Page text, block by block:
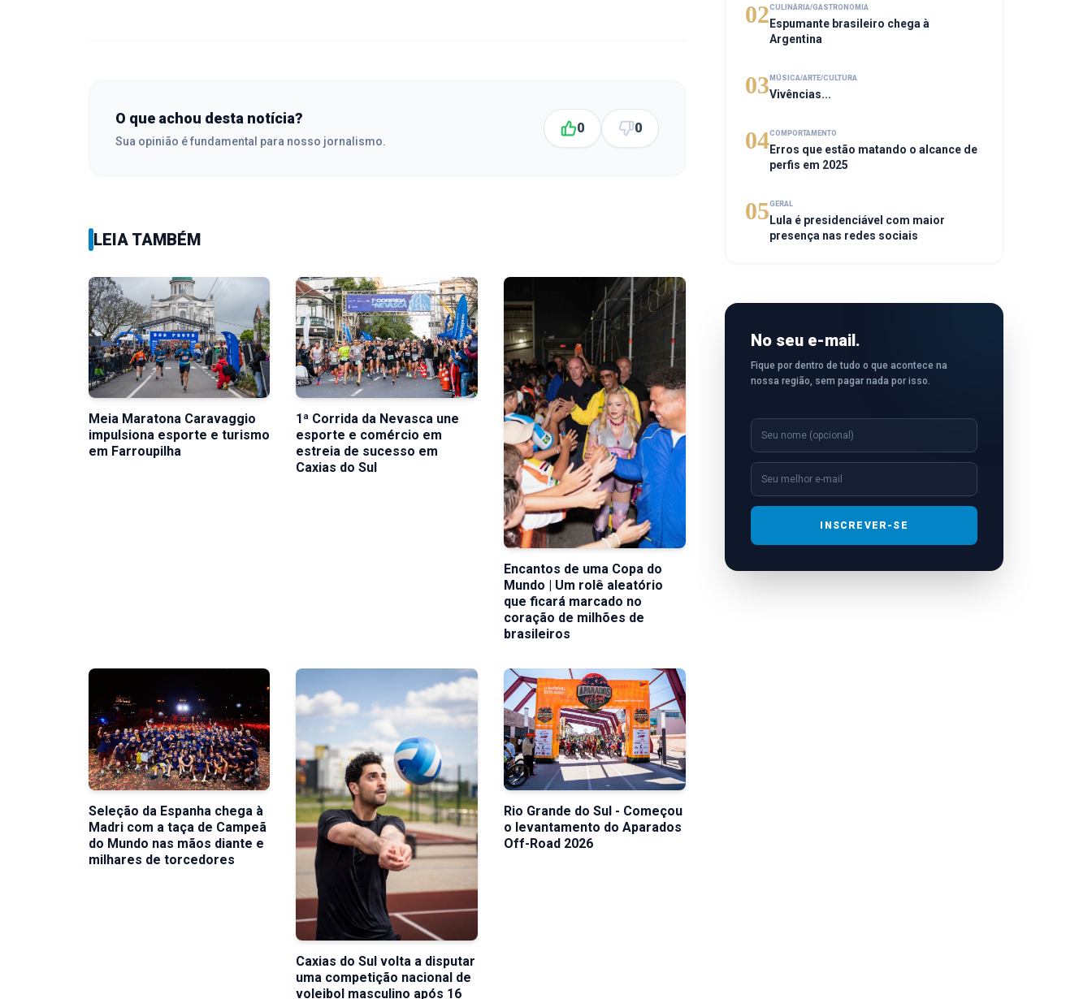
O que achou desta notícia?
Sua opinião é fundamental para nosso jornalismo.
0 0
LEIA TAMBÉM
Meia Maratona Caravaggio
impulsiona esporte e turismo
em Farroupilha
1ª Corrida da Nevasca une
esporte e comércio em
estreia de sucesso em
Caxias do Sul
Encantos de uma Copa do
Mundo | Um rolê aleatório
que ficará marcado no
coração de milhões de
brasileiros
Seleção da Espanha chega à
Madri com a taça de Campeã
do Mundo nas mãos diante e
milhares de torcedores
Caxias do Sul volta a disputar
uma competição nacional de
voleibol masculino após 16
Rio Grande do Sul - Começou
o levantamento do Aparados
Off-Road 2026
02CULINÁRIA/GASTRONOMIA
Espumante brasileiro chega à
Argentina
03 MÚSICA/ARTE/CULTURA
Vivências...
04COMPORTAMENTO
Erros que estão matando o alcance de
perfis em 2025
05GERAL
Lula é presidenciável com maior
presença nas redes sociais
No seu e-mail.
Fique por dentro de tudo o que acontece na
nossa região, sem pagar nada por isso.
INSCREVER-SE